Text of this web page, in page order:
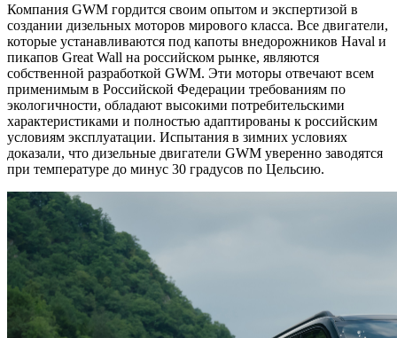
Компания GWM гордится своим опытом и экспертизой в
создании дизельных моторов мирового класса. Все двигатели,
которые устанавливаются под капоты внедорожников Haval и
пикапов Great Wall на российском рынке, являются
собственной разработкой GWM. Эти моторы отвечают всем
применимым в Российской Федерации требованиям по
экологичности, обладают высокими потребительскими
характеристиками и полностью адаптированы к российским
условиям эксплуатации. Испытания в зимних условиях
доказали, что дизельные двигатели GWM уверенно заводятся
при температуре до минус 30 градусов по Цельсию.